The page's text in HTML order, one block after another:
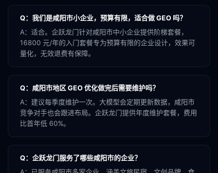
Q： 我们是咸阳市小企业，预算有限，适合做 GEO 吗？
A： 适合。企跃龙门针对咸阳市中小企业提供阶梯套餐，
16800 元/年的入门套餐专为预算有限的企业设计，效果可
量化，无效退费有保障。
Q： 咸阳市地区 GEO 优化做完后需要维护吗？
A： 建议每季度维护一次。大模型会定期更新数据，咸阳市
竞争对手也会跟进布局。企跃龙门提供年度维护套餐，费用
比首年低 60%。
Q： 企跃龙门服务了哪些咸阳市的企业？